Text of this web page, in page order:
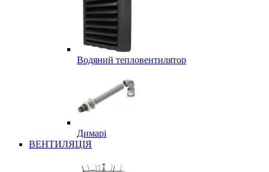
Водяний тепловентилятор
Димарі
ВЕНТИЛЯЦІЯ